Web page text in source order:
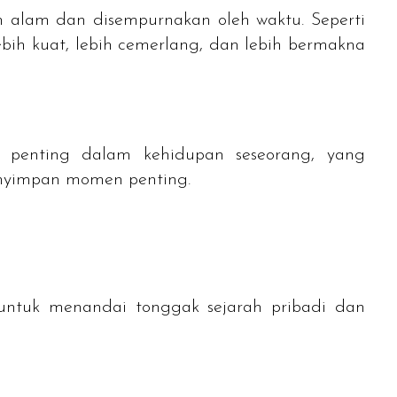
dan disempurnakan oleh waktu. Seperti
kuat, lebih cemerlang, dan lebih bermakna
dalam kehidupan seseorang, yang
momen penting.
menandai tonggak sejarah pribadi dan